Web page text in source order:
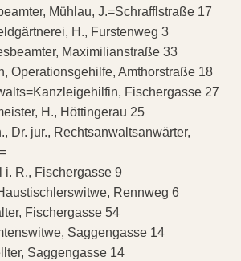
Mühlau, J.=Schrafflstraße 17
H., Furstenweg 3
Maximilianstraße 33
Operationsgehilfe, Amthorstraße 18
Fischergasse 27
H., Höttingerau 25
Dr. jur., Rechtsanwaltsanwärter,
R., Fischergasse 9
Rennweg 6
Fischergasse 54
Saggengasse 14
Saggengasse 14